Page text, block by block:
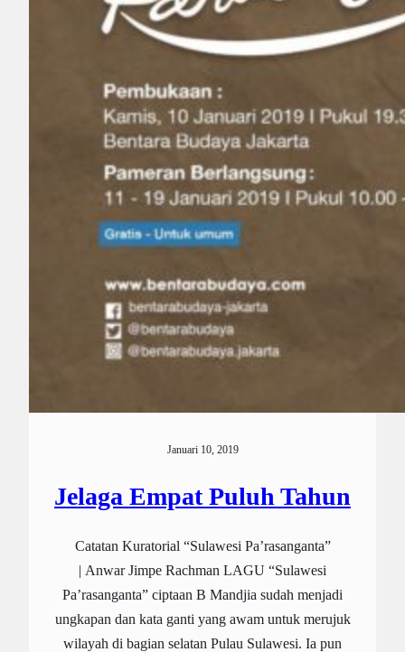
Januari 10, 2019
Jelaga Empat Puluh Tahun
Catatan Kuratorial “Sulawesi Pa’rasanganta”
| Anwar Jimpe Rachman LAGU “Sulawesi
Pa’rasanganta” ciptaan B Mandjia sudah menjadi
ungkapan dan kata ganti yang awam untuk merujuk
wilayah di bagian selatan Pulau Sulawesi. Ia pun